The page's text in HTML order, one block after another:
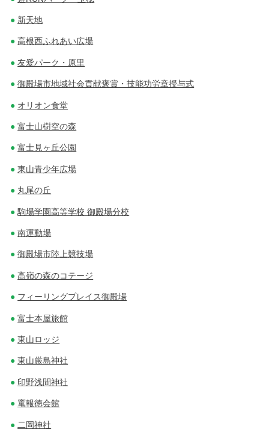
新天地
高根西ふれあい広場
友愛パーク・原里
御殿場市地域社会貢献褒賞・技能功労章授与式
オリオン食堂
富士山樹空の森
富士見ヶ丘公園
東山青少年広場
丸尾の丘
駒場学園高等学校 御殿場分校
南運動場
御殿場市陸上競技場
高嶺の森のコテージ
フィーリングプレイス御殿場
富士本屋旅館
東山ロッジ
東山厳島神社
印野浅間神社
竃報徳会館
二岡神社